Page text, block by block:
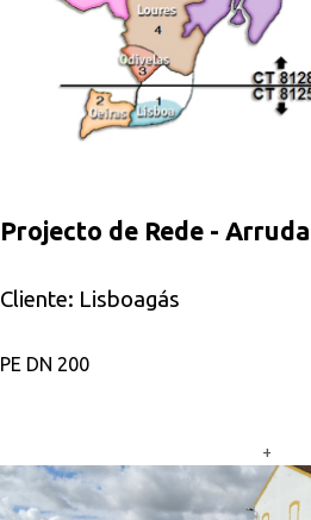
Projecto de Rede -
Cliente: Lisboagás
PE DN 200
+